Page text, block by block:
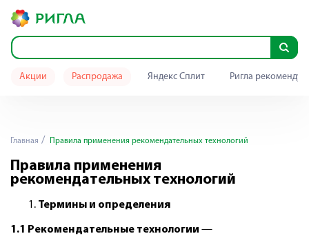
Акции Распродажа Яндекс Сплит Ригла
Главная Правила применения рекомендательных технологий
Правила применения
рекомендательных технологий
Термины и определения
1.1 Рекомендательные технологии —